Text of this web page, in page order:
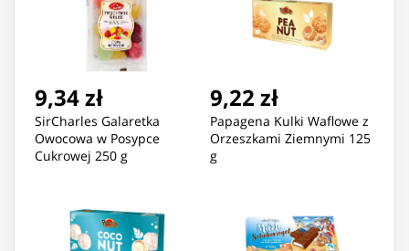
9,34 zł
SirCharles Galaretka
Owocowa w Posypce
Cukrowej 250 g
9,22 zł
Papagena Kulki Waflowe z
Orzeszkami Ziemnymi 125
g